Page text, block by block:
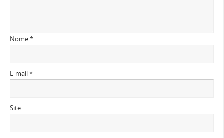
Nome*
E-mail*
Site